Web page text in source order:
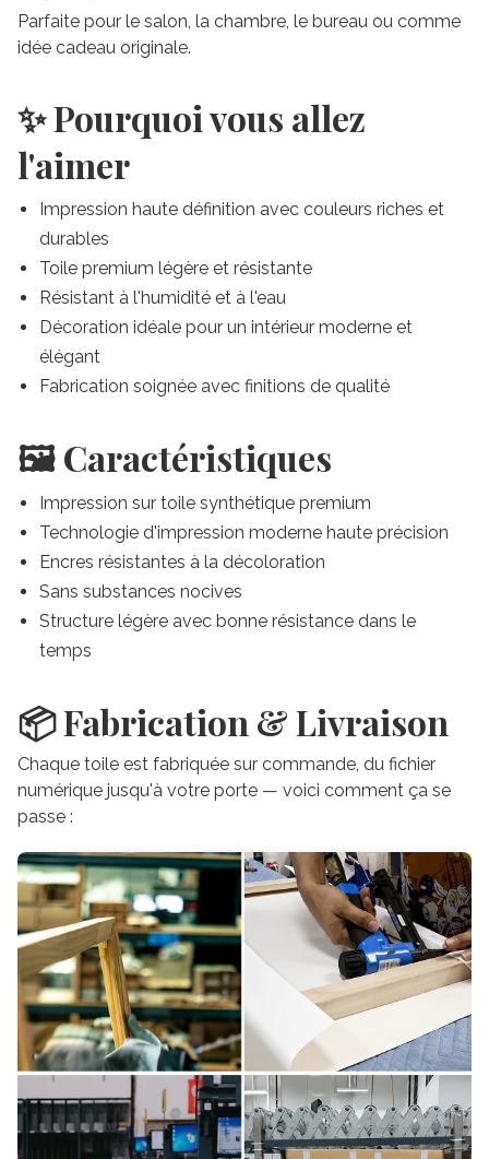
Parfaite pour le salon, la chambre, le bureau ou comme
idée cadeau originale.
✨ Pourquoi vous allez
l'aimer
Impression haute définition avec couleurs riches et
durables
Toile premium légère et résistante
Résistant à l'humidité et à l'eau
Décoration idéale pour un intérieur moderne et
élégant
Fabrication soignée avec finitions de qualité
🖼️ Caractéristiques
Impression sur toile synthétique premium
Technologie d'impression moderne haute précision
Encres résistantes à la décoloration
Sans substances nocives
Structure légère avec bonne résistance dans le
temps
📦 Fabrication & Livraison
Chaque toile est fabriquée sur commande, du fichier
numérique jusqu'à votre porte — voici comment ça se
passe :